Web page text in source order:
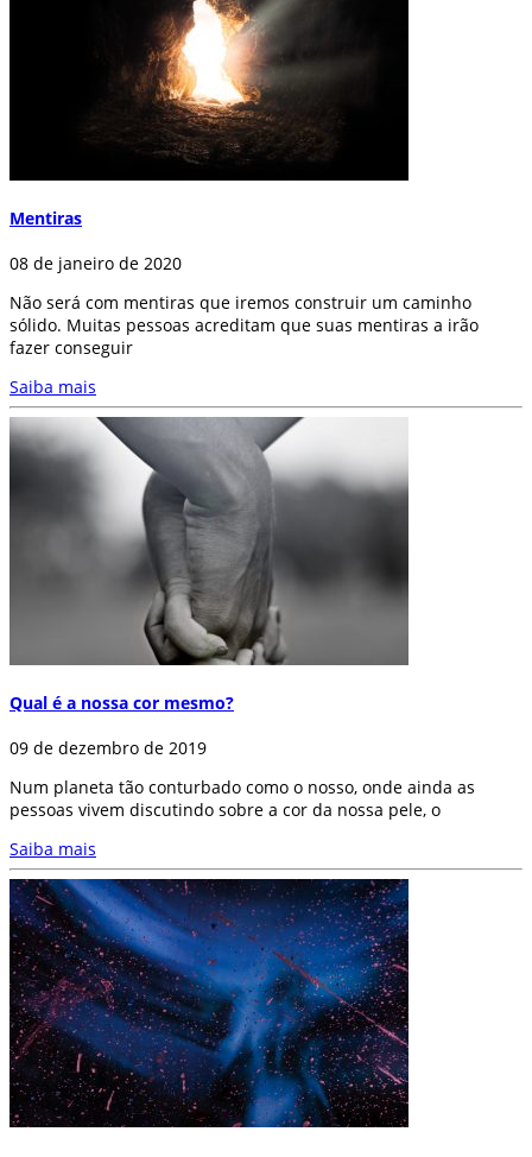
Mentiras
08 de janeiro de 2020
Não será com mentiras que iremos construir um caminho
sólido. Muitas pessoas acreditam que suas mentiras a irão
fazer conseguir
Saiba mais
Qual é a nossa cor mesmo?
09 de dezembro de 2019
Num planeta tão conturbado como o nosso, onde ainda as
pessoas vivem discutindo sobre a cor da nossa pele, o
Saiba mais